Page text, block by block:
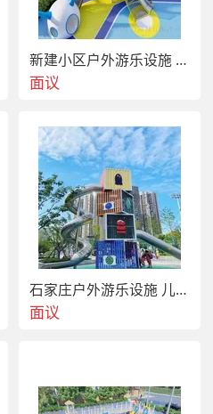
新建小区户外游乐设施 造型秋千
面议
石家庄户外游乐设施 儿童滑梯设备厂家
面议